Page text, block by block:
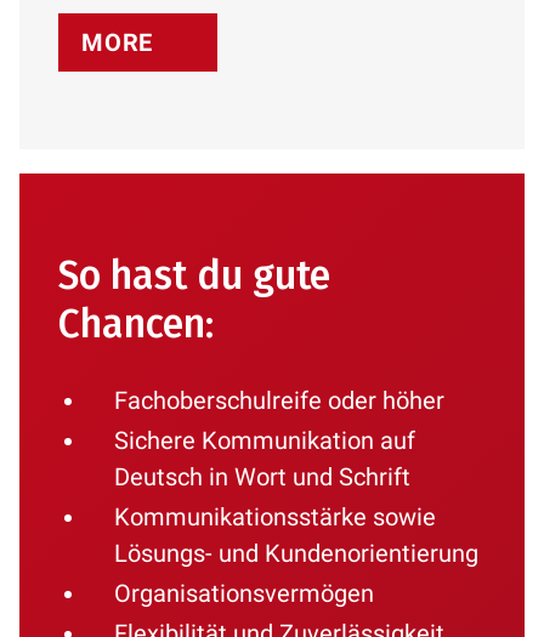
MORE
So hast du gute
Chancen:
Fachoberschulreife oder höher
Sichere Kommunikation auf
Deutsch in Wort und Schrift
Kommunikationsstärke sowie
Lösungs- und Kundenorientierung
Organisationsvermögen